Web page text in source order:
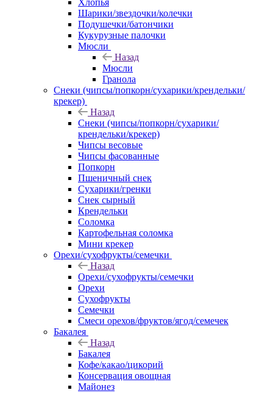
Хлопья
Шарики/звездочки/колечки
Подушечки/батончики
Кукурузные палочки
Мюсли
Назад
Мюсли
Гранола
Снеки (чипсы/попкорн/сухарики/крендельки/
крекер)
Назад
Снеки (чипсы/попкорн/сухарики/
крендельки/крекер)
Чипсы весовые
Чипсы фасованные
Попкорн
Пшеничный снек
Сухарики/гренки
Снек сырный
Крендельки
Соломка
Картофельная соломка
Мини крекер
Орехи/сухофрукты/семечки
Назад
Орехи/сухофрукты/семечки
Орехи
Сухофрукты
Семечки
Смеси орехов/фруктов/ягод/семечек
Бакалея
Назад
Бакалея
Кофе/какао/цикорий
Консервация овощная
Майонез